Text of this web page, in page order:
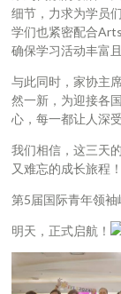
细节，力求为学员
学们也紧密配合
确保学习活动丰富
与此同时，家协主
然一新，为迎接各
心，每一都让人深
我们相信，这三天
又难忘的成长旅程！
第5届国际青年领袖
明天，正式启航！